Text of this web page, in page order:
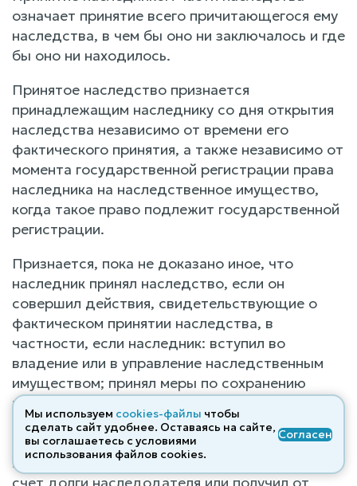
означает принятие всего причитающегося ему
наследства, в чем бы оно ни заключалось и где
бы оно ни находилось.
Принятое наследство признается
принадлежащим наследнику со дня открытия
наследства независимо от времени его
фактического принятия, а также независимо от
момента государственной регистрации права
наследника на наследственное имущество,
когда такое право подлежит государственной
регистрации.
Признается, пока не доказано иное, что
наследник принял наследство, если он
совершил действия, свидетельствующие о
фактическом принятии наследства, в
частности, если наследник: вступил во
владение или в управление наследственным
имуществом; принял меры по сохранению
наследственного имущества, защите его от
посягательств или притязаний третьих лиц;
произвел за свой счет расходы на содержание
наследственного имущества; оплатил за свой
счет долги наследодателя или получил от
Мы используем cookies-файлы чтобы
сделать сайт удобнее. Оставаясь на сайте,
вы соглашаетесь с условиями
использования файлов cооkies.
Согласен